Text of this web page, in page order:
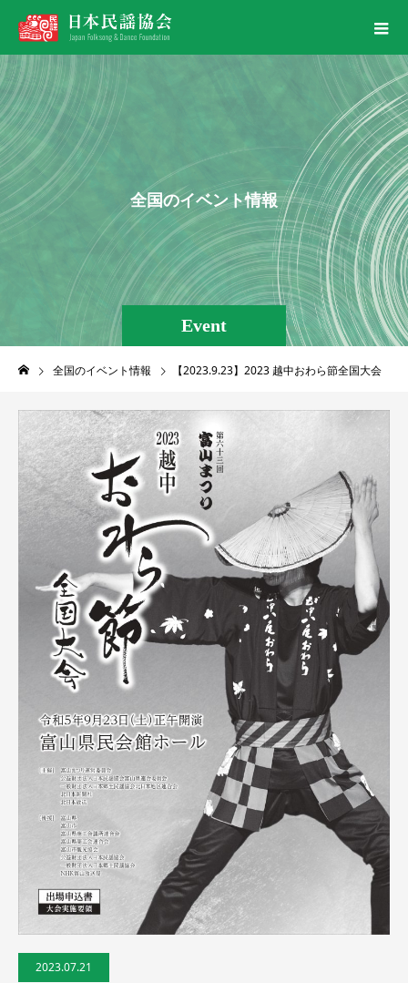
Event
全国のイベント情報
全国のイベント情報 【2023.9.23】2023 越中おわら節全国大会
2023.07.21